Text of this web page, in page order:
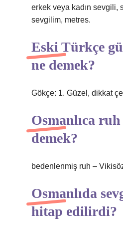
erkek veya kadın sevgili,
sevgilim, metres.
Eski Türkçe
ne demek?
Gökçe: 1. Güzel, dikkat
Osmanlıca
demek?
bedenlenmiş ruh –
Osmanlıda
hitap edilirdi?